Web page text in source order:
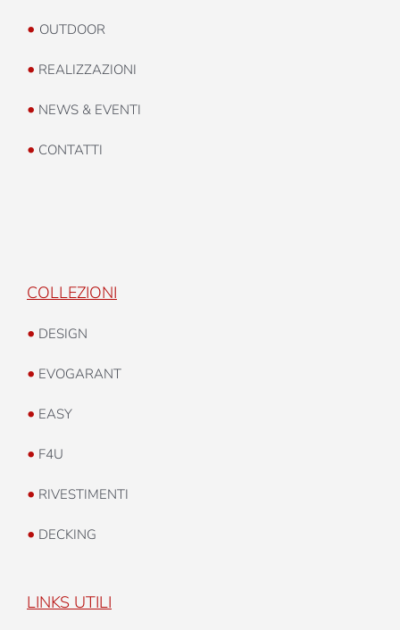
• OUTDOOR
• REALIZZAZIONI
• NEWS & EVENTI
• CONTATTI
COLLEZIONI
• DESIGN
• EVOGARANT
• EASY
• F4U
• RIVESTIMENTI
• DECKING
LINKS UTILI